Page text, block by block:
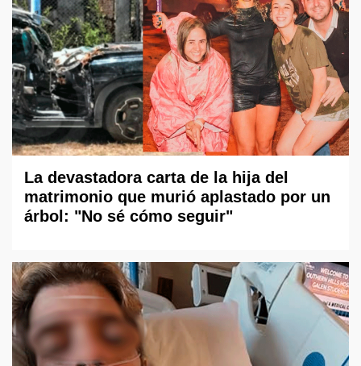
La devastadora carta de la hija del
matrimonio que murió aplastado por un
árbol: "No sé cómo seguir"